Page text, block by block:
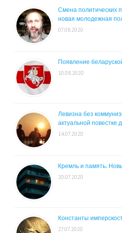
Смена политических
новая молодежная
07.08.2020
Появление
10.08.2020
Левизна без
актуальной повестке
14.07.2020
Кремль и память.
20.07.2020
Константы
27.07.2020